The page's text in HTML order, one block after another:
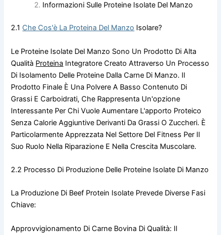
Informazioni Sulle Proteine Isolate Del Manzo
2.1 Che Cos'è La Proteina Del Manzo Isolare?
Le Proteine Isolate Del Manzo Sono Un Prodotto Di Alta
Qualità Proteina Integratore Creato Attraverso Un Processo
Di Isolamento Delle Proteine Dalla Carne Di Manzo. Il
Prodotto Finale È Una Polvere A Basso Contenuto Di
Grassi E Carboidrati, Che Rappresenta Un'opzione
Interessante Per Chi Vuole Aumentare L'apporto Proteico
Senza Calorie Aggiuntive Derivanti Da Grassi O Zuccheri. È
Particolarmente Apprezzata Nel Settore Del Fitness Per Il
Suo Ruolo Nella Riparazione E Nella Crescita Muscolare.
2.2 Processo Di Produzione Delle Proteine Isolate Di Manzo
La Produzione Di Beef Protein Isolate Prevede Diverse Fasi
Chiave:
Approvvigionamento Di Carne Bovina Di Qualità: Il